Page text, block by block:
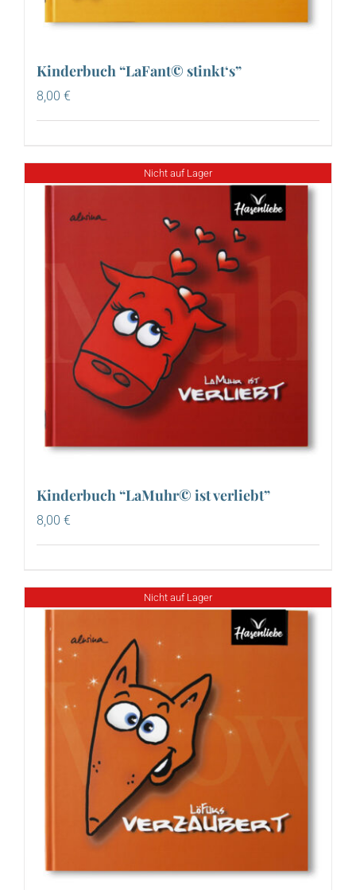
Kinderbuch “LaFant© stinkt‘s”
8,00 €
Nicht auf Lager
Kinderbuch “LaMuhr© ist verliebt”
8,00 €
Nicht auf Lager